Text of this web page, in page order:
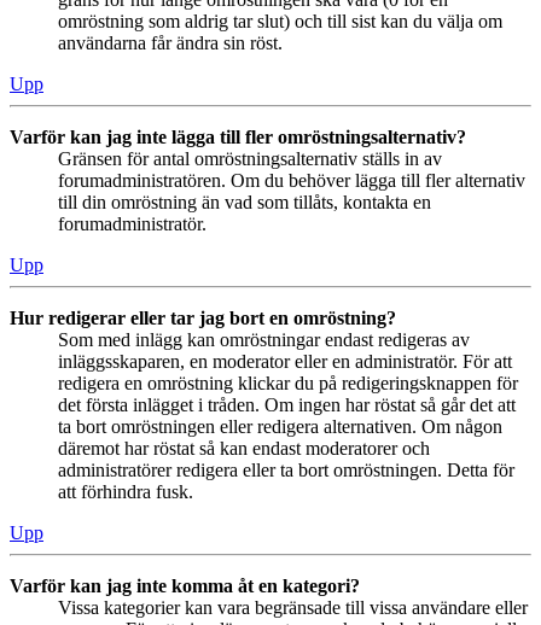
omröstning som aldrig tar slut) och till sist kan du välja om
användarna får ändra sin röst.
Upp
Varför kan jag inte lägga till fler omröstningsalternativ?
Gränsen för antal omröstningsalternativ ställs in av
forumadministratören. Om du behöver lägga till fler alternativ
till din omröstning än vad som tillåts, kontakta en
forumadministratör.
Upp
Hur redigerar eller tar jag bort en omröstning?
Som med inlägg kan omröstningar endast redigeras av
inläggsskaparen, en moderator eller en administratör. För att
redigera en omröstning klickar du på redigeringsknappen för
det första inlägget i tråden. Om ingen har röstat så går det att
ta bort omröstningen eller redigera alternativen. Om någon
däremot har röstat så kan endast moderatorer och
administratörer redigera eller ta bort omröstningen. Detta för
att förhindra fusk.
Upp
Varför kan jag inte komma åt en kategori?
Vissa kategorier kan vara begränsade till vissa användare eller